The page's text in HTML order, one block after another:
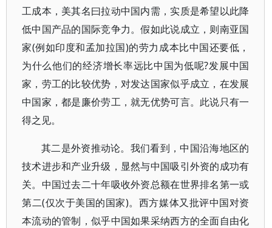
工成本，美其名曰拉动中国内需，实质是希望以此降
低中国产品的国际竞争力。假如此说成立，则南亚国
家(例如印度和孟加拉国)的劳力成本比中国还要低，
为什么他们的经济增长率远比中国为低呢?发展中国
家，劳工的比较优势，对发达国家似乎成立，在发展
中国家，都是廉价劳工，就无优势可言。此说只有一
得之见。
其二是外资推动论。我们看到，中国沿海地区的
技术进步和产业升级，显然与中国吸引外资的成功有
关。中国过去二十年吸收外资总额在世界排名第一或
第二(仅次于美国的国家)。西方媒体又批评中国对资
本流动的管制，似乎中国如果采纳西方的全面自由化